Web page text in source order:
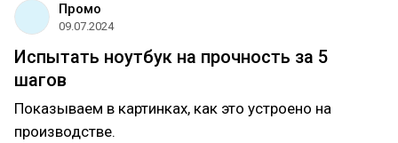
Промо
09.07.2024
Испытать ноутбук на прочность за 5
шагов
Показываем в картинках, как это устроено на
производстве.